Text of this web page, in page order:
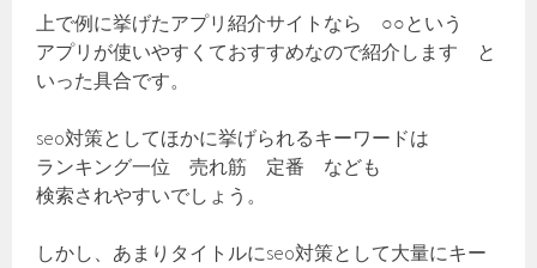
上で例に挙げたアプリ紹介サイトなら ○○という
アプリが使いやすくておすすめなので紹介します と
いった具合です。
seo対策としてほかに挙げられるキーワードは
ランキング一位 売れ筋 定番 なども
検索されやすいでしょう。
しかし、あまりタイトルにseo対策として大量にキー